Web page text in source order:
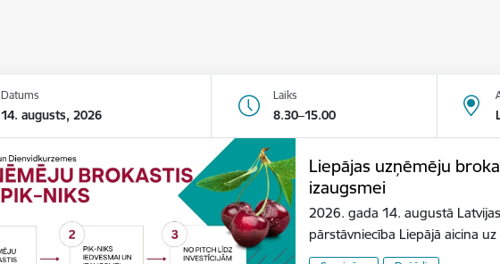
Datums
14. augusts, 2026
Laiks
8.30–15.00
Liepājas uzņēmēju
izaugsmei
2026. gada 14. augustā
pārstāvniecība Liepājā aicina